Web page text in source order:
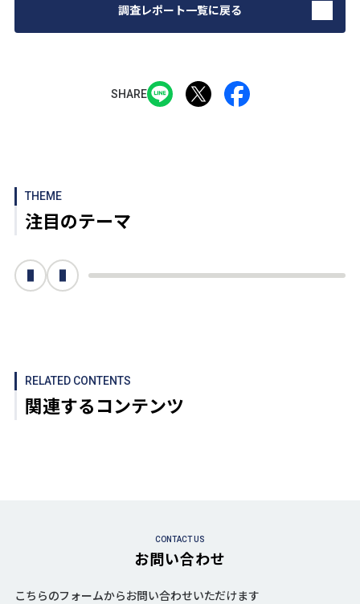
調査レポート一覧に戻る
SHARE
THEME
注目のテーマ
RELATED CONTENTS
関連するコンテンツ
CONTACT US
お問い合わせ
こちらのフォームからお問い合わせいただけます